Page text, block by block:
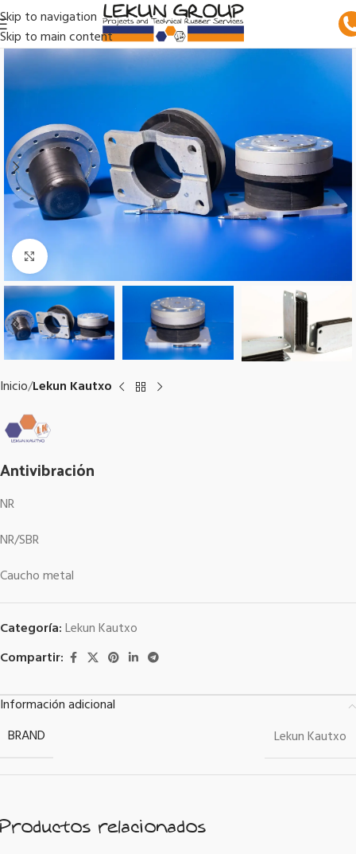
Skip to navigation
Skip to main content
Clic para ampliar
Inicio Lekun Kautxo
Antivibración
NR
NR/SBR
Caucho metal
Categoría:Lekun Kautxo
Compartir:
Información adicional
BRAND
Lekun Kautxo
Productos relacionados